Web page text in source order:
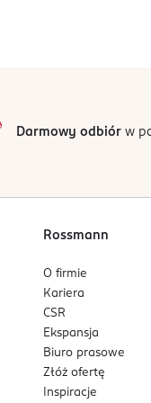
Darmowy odbiórw
Rossmann
O firmie
Kariera
CSR
Ekspansja
Biuro prasowe
Złóż ofertę
Inspiracje